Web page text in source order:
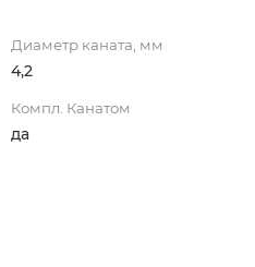
Диаметр каната, мм
4,2
Компл. Канатом
да